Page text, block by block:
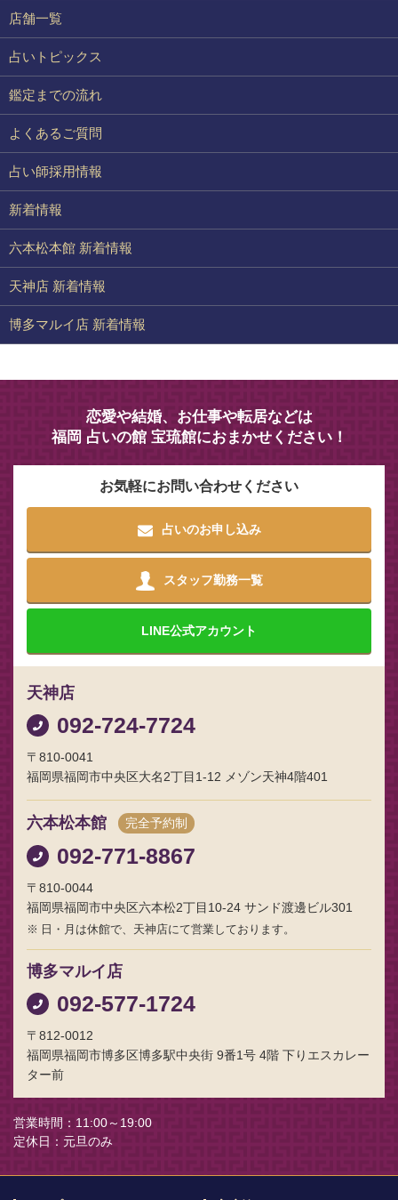
店舗一覧
占いトピックス
鑑定までの流れ
よくあるご質問
占い師採用情報
新着情報
六本松本館 新着情報
天神店 新着情報
博多マルイ店 新着情報
恋愛や結婚、お仕事や転居などは
福岡 占いの館 宝琉館におまかせください！
お気軽にお問い合わせください
占いのお申し込み
スタッフ勤務一覧
LINE公式アカウント
天神店
092-724-7724
〒810-0041
福岡県福岡市中央区大名2丁目1-12 メゾン天神4階401
六本松本館 完全予約制
092-771-8867
〒810-0044
福岡県福岡市中央区六本松2丁目10-24 サンド渡邊ビル301
日・月は休館で、天神店にて営業しております。
博多マルイ店
092-577-1724
〒812-0012
福岡県福岡市博多区博多駅中央街 9番1号 4階 下りエスカレー
ター前
営業時間
11:00～19:00
定休日
元旦のみ